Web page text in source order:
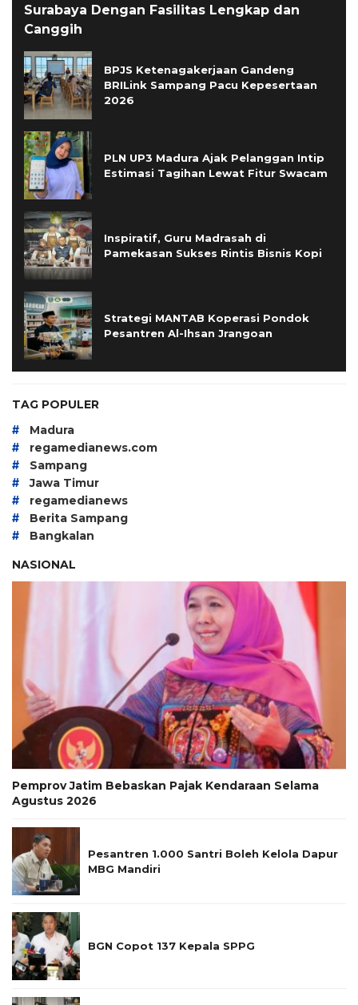
Surabaya Dengan Fasilitas Lengkap dan
Canggih
BPJS Ketenagakerjaan Gandeng
BRILink Sampang Pacu Kepesertaan
2026
PLN UP3 Madura Ajak Pelanggan Intip
Estimasi Tagihan Lewat Fitur Swacam
Inspiratif, Guru Madrasah di
Pamekasan Sukses Rintis Bisnis Kopi
Strategi MANTAB Koperasi Pondok
Pesantren Al-Ihsan Jrangoan
TAG POPULER
# Madura
# regamedianews.com
# Sampang
# Jawa Timur
# regamedianews
# Berita Sampang
#
Bangkalan
NASIONAL
Pemprov Jatim Bebaskan Pajak Kendaraan Selama
Agustus 2026
Pesantren 1.000 Santri Boleh Kelola Dapur
MBG Mandiri
BGN Copot 137 Kepala SPPG